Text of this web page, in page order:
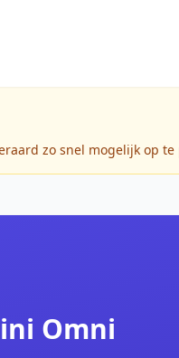
zo snel mogelijk op te
Omni